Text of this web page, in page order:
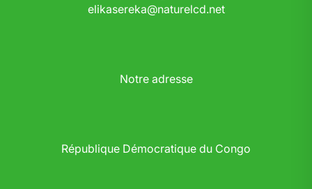
elikasereka@naturelcd.net
Notre adresse
République Démocratique du Congo